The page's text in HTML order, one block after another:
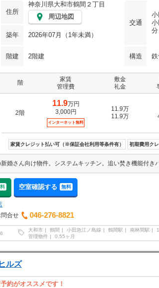
住所
神奈川県大和市鶴間２丁目
周辺地図
交通
分
築年 2026年07月（1年未満）
階建 2階建 構造 鉄
階
家賃
管理費
敷金
礼金
2階
11.9万円
3,000円
インターネット無料
11.9万
11.9万
家賃クレジット払い可（※保証会社利用等条件有） 初期費用ク
空室確認する 無料
合せ
046-276-8821
大和市 鶴間 小田急江ノ島線 鶴間駅 南林間駅
管理物件
0.55ヶ月
ルズ
約がオススメです！